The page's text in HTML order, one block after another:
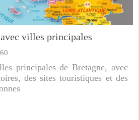
villes principales
principales de Bretagne, avec
des sites touristiques et des